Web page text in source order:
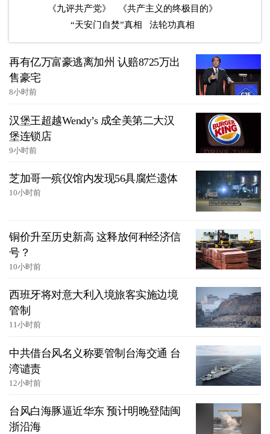
《九评共产党》
《共产主义的终极目的》
“天安门自焚”真相
法轮功真相
再有亿万富豪逃离加州 认赔8725万出
售豪宅
8小时前
汉堡王超越Wendy’s 成全美第二大汉
堡连锁店
9小时前
芝加哥一殡仪馆内发现56具腐烂遗体
10小时前
铜价升至历史新高 这释放何种经济信
号？
10小时前
西班牙将对意大利入境旅客实施边境
管制
11小时前
中共借台风名义称要管制台海交通 台
湾谴责
12小时前
台风白海豚逼近华东 预计明晚登陆闽
浙沿海